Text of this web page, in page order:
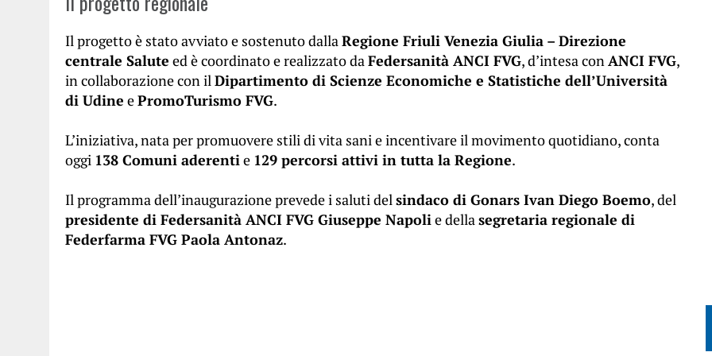
Il progetto è stato avviato e sostenuto dallaRegione Friuli Venezia Giulia – Direzione
centrale Salute ed è coordinato e realizzato daFedersanità ANCI FVG, d’intesa conANCI FVG,
in collaborazione con ilDipartimento di Scienze Economiche e Statistiche dell’Università
di Udine ePromoTurismo FVG.
L’iniziativa, nata per promuovere stili di vita sani e incentivare il movimento quotidiano, conta
oggi 138 Comuni aderentie 129 percorsi attivi in tutta la Regione.
Il programma dell’inaugurazione prevede i saluti delsindaco di Gonars Ivan Diego Boemo, del
presidente di Federsanità ANCI FVG Giuseppe Napolie dellasegretaria regionale di
Federfarma FVG Paola Antonaz.